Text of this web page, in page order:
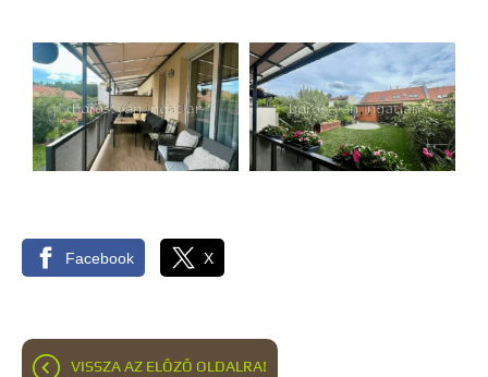
Facebook X
VISSZA AZ ELŐZŐ OLDALRA!